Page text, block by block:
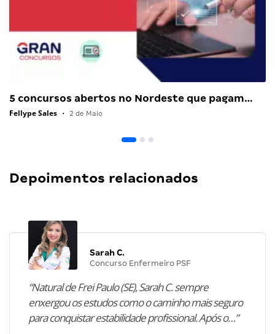
5 concursos abertos no Nordeste que pagam…
Fellype Sales • 2 de Maio
Depoimentos relacionados
Sarah C.
Concurso Enfermeiro PSF
“Natural de Frei Paulo (SE), Sarah C. sempre
enxergou os estudos como o caminho mais seguro
para conquistar estabilidade profissional. Após o…”